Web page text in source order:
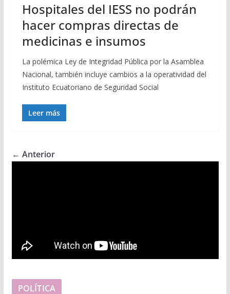
Hospitales del IESS no podrán
hacer compras directas de
medicinas e insumos
La polémica Ley de Integridad Pública por la Asamblea
Nacional, también incluye cambios a la operatividad del
Instituto Ecuatoriano de Seguridad Social
Leer más
← Anterior
POLÍTICA